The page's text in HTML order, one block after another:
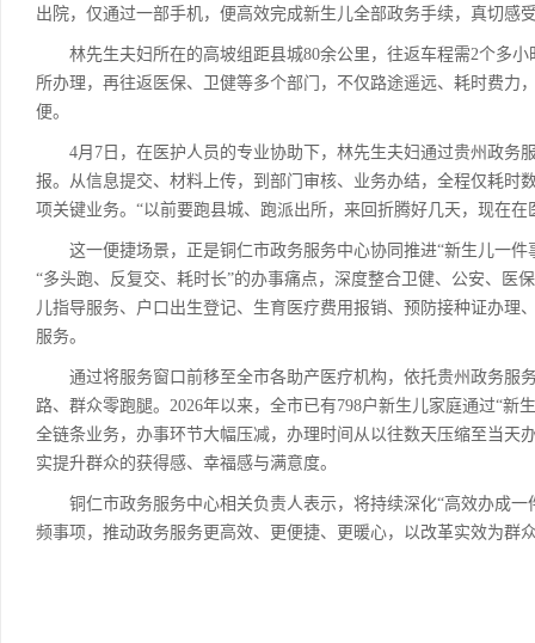
出院，仅通过一部手机，便高效完成新生儿全部政务手续，真切感
林先生夫妇所在的高坡组距县城80余公里，往返车程需2个多小
所办理，再往返医保、卫健等多个部门，不仅路途遥远、耗时费力
便。
4月7日，在医护人员的专业协助下，林先生夫妇通过贵州政务
报。从信息提交、材料上传，到部门审核、业务办结，全程仅耗时
项关键业务。“以前要跑县城、跑派出所，来回折腾好几天，现在
这一便捷场景，正是铜仁市政务服务中心协同推进“新生儿一件
“多头跑、反复交、耗时长”的办事痛点，深度整合卫健、公安、医
儿指导服务、户口出生登记、生育医疗费用报销、预防接种证办理
服务。
通过将服务窗口前移至全市各助产医疗机构，依托贵州政务服
路、群众零跑腿。2026年以来，全市已有798户新生儿家庭通过“
全链条业务，办事环节大幅压减，办理时间从以往数天压缩至当天
实提升群众的获得感、幸福感与满意度。
铜仁市政务服务中心相关负责人表示，将持续深化“高效办成一
频事项，推动政务服务更高效、更便捷、更暖心，以改革实效为群